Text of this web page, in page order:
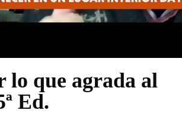
lo que agrada al
Ed.